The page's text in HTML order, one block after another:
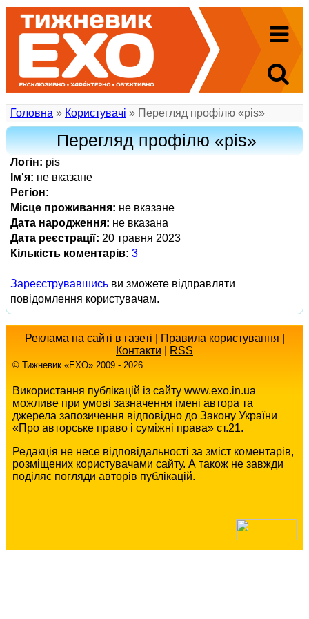
Головна » Користувачі » Перегляд профілю «pis»
Перегляд профілю «pis»
Логін: pis
Ім'я: не вказане
Регіон:
Місце проживання: не вказане
Дата народження: не вказана
Дата реєстрації: 20 травня 2023
Кількість коментарів: 3
Зареєструвавшись ви зможете відправляти
повідомлення користувачам.
Реклама на сайті в газеті Правила користування
Контакти
RSS
© Тижневик «EХO» 2009 - 2026
Використання публікацій із сайту www.exo.in.ua
можливе при умові зазначення імені автора та
джерела запозичення відповідно до Закону України
«Про авторське право і суміжні права» ст.21.
Редакція не несе відповідальності за зміст коментарів,
розміщених користувачами сайту. А також не завжди
поділяє погляди авторів публікацій.